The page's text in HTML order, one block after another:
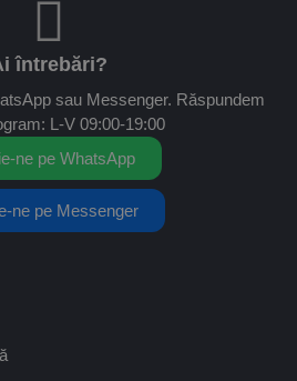
întrebări?
sau Messenger. Răspundem
L-V 09:00-19:00
ne pe WhatsApp
ne pe Messenger